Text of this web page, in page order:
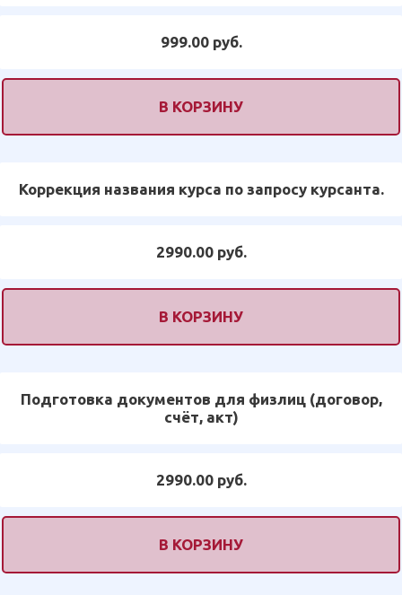
999.00 руб.
В КОРЗИНУ
Коррекция названия курса по запросу курсанта.
2990.00 руб.
В КОРЗИНУ
Подготовка документов для физлиц (договор,
счёт, акт)
2990.00 руб.
В КОРЗИНУ